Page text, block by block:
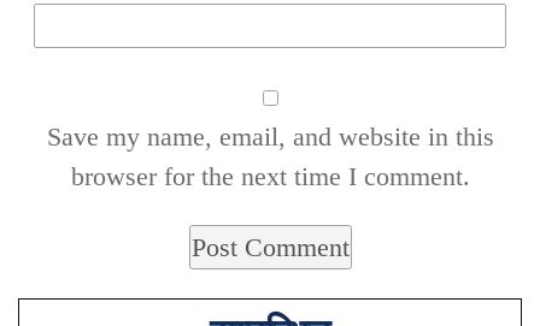
Save my name, email, and website in this
browser for the next time I comment.